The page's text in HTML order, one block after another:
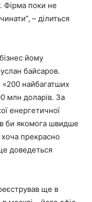
Фірма поки не
– ділиться
йому
байсаров.
«200 найбагатших
млн доларів. За
енергетичної
би якомога швидше
прекрасно
доведеться
ще в